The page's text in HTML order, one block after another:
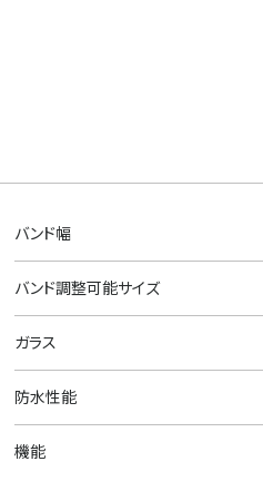
バンド幅
バンド調整可能サイズ
ガラス
防水性能
機能